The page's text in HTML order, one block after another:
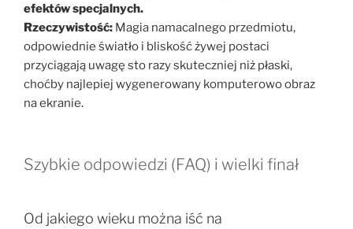
efektów specjalnych.
Rzeczywistość: Magia namacalnego przedmiotu,
odpowiednie światło i bliskość żywej postaci
przyciągają uwagę sto razy skuteczniej niż płaski,
choćby najlepiej wygenerowany komputerowo obraz
na ekranie.
Szybkie odpowiedzi (FAQ) i wielki finał
Od jakiego wieku można iść na